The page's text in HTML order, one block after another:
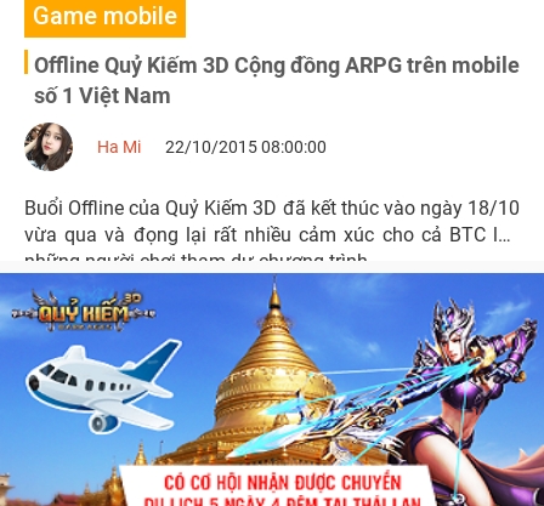
Game mobile
Offline Quỷ Kiếm 3D Cộng đồng ARPG trên mobile
số 1 Việt Nam
Ha Mi 22/10/2015 08:00:00
Buổi Offline của Quỷ Kiếm 3D đã kết thúc vào ngày 18/10
vừa qua và đọng lại rất nhiều cảm xúc cho cả BTC lẫn
những người chơi tham dự chương trình.